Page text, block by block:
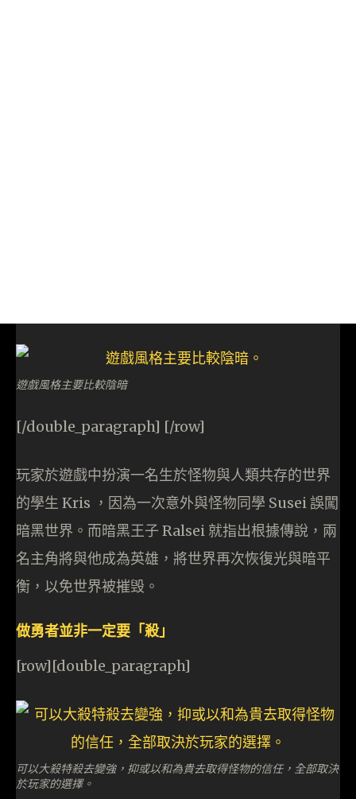
遊戲風格主要比較陰暗
[/double_paragraph] [/row]
玩家於遊戲中扮演一名生於怪物與人類共存的世界
的學生 Kris ，因為一次意外與怪物同學 Susei 誤闖
暗黑世界。而暗黑王子 Ralsei 就指出根據傳說，兩
名主角將與他成為英雄，將世界再次恢復光與暗平
衡，以免世界被摧毁。
做勇者並非一定要「殺」
[row][double_paragraph]
可以大殺特殺去變強，抑或以和為貴去取得怪物的信任，全部取決
於玩家的選擇。